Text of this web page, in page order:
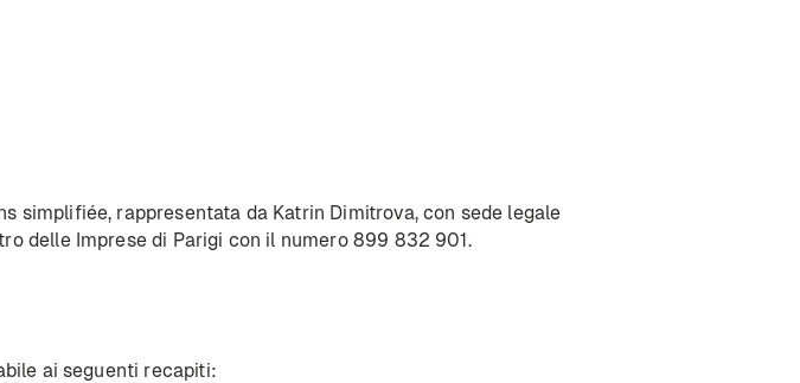
simplifiée, rappresentata da Katrin Dimitrova, con sede legale
delle Imprese di Parigi con il numero 899 832 901.
ai seguenti recapiti: